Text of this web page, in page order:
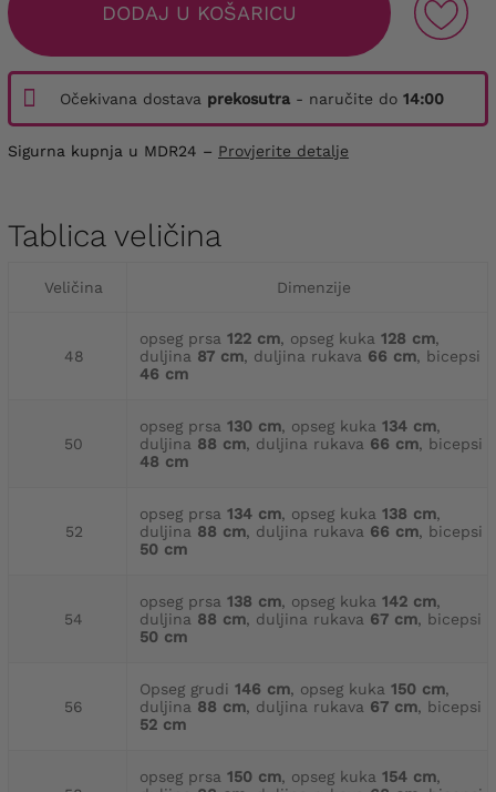
DODAJ U KOŠARICU
Očekivana dostava prekosutra - naručite do 14:00
Sigurna kupnja u MDR24 – Provjerite detalje
Tablica veličina
Veličina Dimenzije
48
opseg prsa 122 cm, opseg kuka 128 cm,
duljina 87 cm, duljina rukava 66 cm, bicepsi
46 cm
50
opseg prsa 130 cm, opseg kuka 134 cm,
duljina 88 cm, duljina rukava 66 cm, bicepsi
48 cm
52
opseg prsa 134 cm, opseg kuka 138 cm,
duljina 88 cm, duljina rukava 66 cm, bicepsi
50 cm
54
opseg prsa 138 cm, opseg kuka 142 cm,
duljina 88 cm, duljina rukava 67 cm, bicepsi
50 cm
56
Opseg grudi 146 cm, opseg kuka 150 cm,
duljina 88 cm, duljina rukava 67 cm, bicepsi
52 cm
opseg prsa 150 cm, opseg kuka 154 cm,